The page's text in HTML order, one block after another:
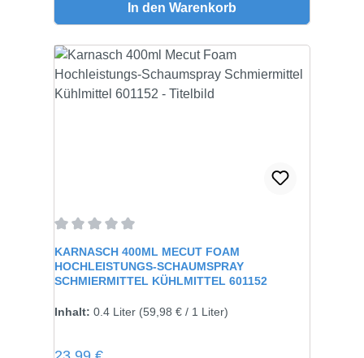
In den Warenkorb
KARNASCH 400ML MECUT FOAM
HOCHLEISTUNGS-SCHAUMSPRAY
SCHMIERMITTEL KÜHLMITTEL 601152
Inhalt: 0.4 Liter (59,98 € / 1 Liter)